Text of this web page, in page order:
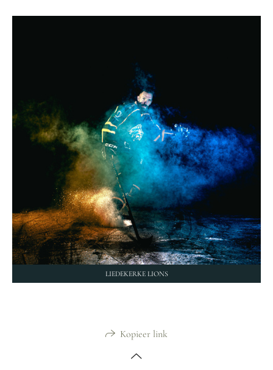
LIEDEKERKE LIONS
Kopieer link